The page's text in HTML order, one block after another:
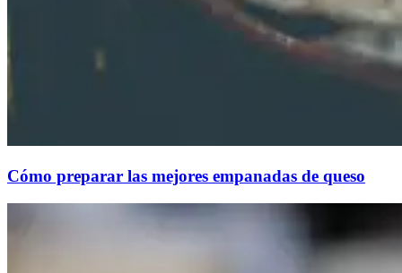
Cómo preparar las mejores empanadas de queso